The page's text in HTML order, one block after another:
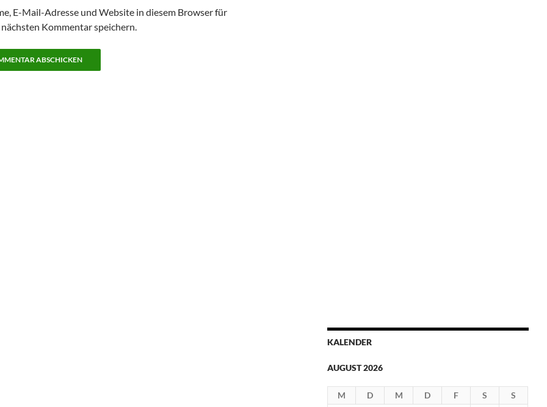
E-Mail-Adresse und Website in diesem Browser für
Kommentar speichern.
KALENDER
AUGUST 2026
M D M D F S
S